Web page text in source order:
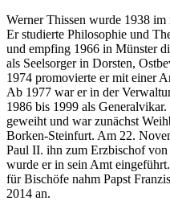
Werner Thissen wurde 1938
Er studierte Philosophie und
und empfing 1966 in Münster
als Seelsorger in Dorsten,
1974 promovierte er mit einer
Ab 1977 war er in der
1986 bis 1999 als
geweiht und war zunächst
Borken-Steinfurt. Am 22.
Paul II. ihn zum Erzbischof
wurde er in sein Amt
für Bischöfe nahm Papst
2014 an.